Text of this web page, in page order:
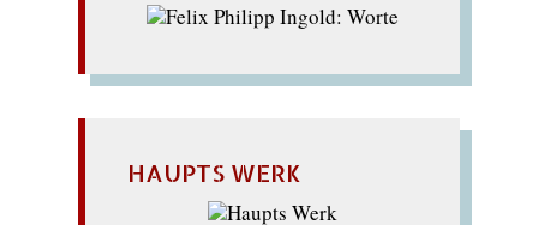
HAUPTS WERK